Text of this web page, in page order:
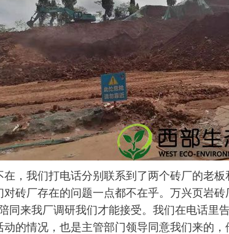
我们打电话分别联系到了两个砖厂的老板
砖厂存在的问题一点都不在乎。万兴页岩
同来我厂调研我们才能接受。我们在电话里
的情况，也是主管部门领导同意我们来的